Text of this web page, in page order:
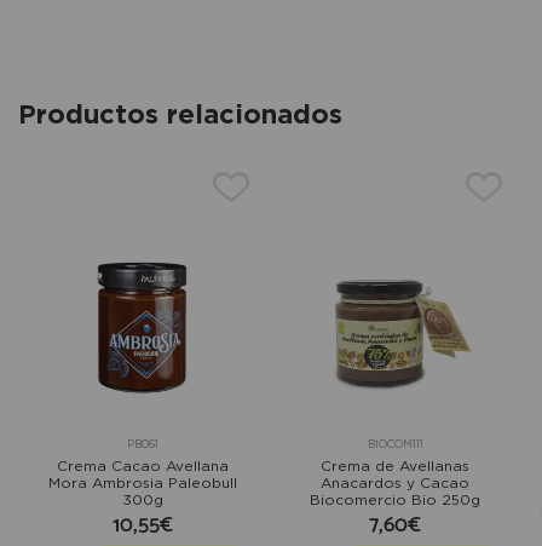
Productos relacionados
PB061
Crema Cacao Avellana
Mora Ambrosia Paleobull
300g
10,55€
BIOCOM111
Crema de Avellanas
Anacardos y Cacao
Biocomercio Bio 250g
7,60€